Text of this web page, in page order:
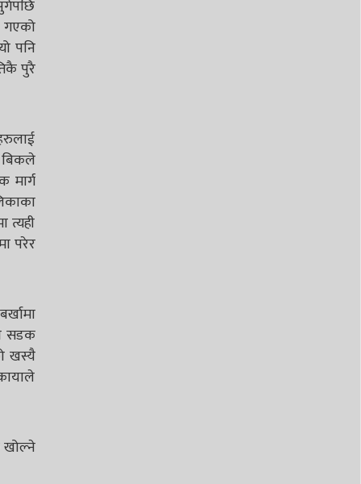
गएको
पनि
पुरै
बिकले
मार्ग
त्यही
परेर
सडक
खस्यै
खोल्ने